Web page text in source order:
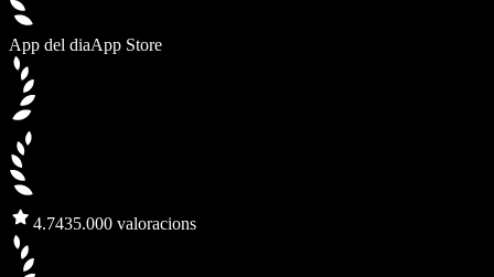
App del diaApp Store
4.7435.000 valoracions